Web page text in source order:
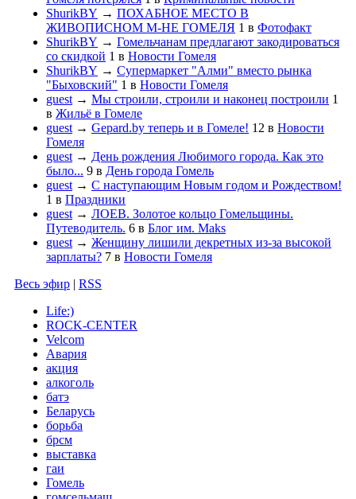
ShurikBY → ПОХАБНОЕ МЕСТО В
ЖИВОПИСНОМ М-НЕ ГОМЕЛЯ 1 в Фотофакт
ShurikBY → Гомельчанам предлагают закодироваться
со скидкой 1 в Новости Гомеля
ShurikBY → Супермаркет "Алми" вместо рынка
"Быховский" 1 в Новости Гомеля
guest→ Мы строили, строили и наконец построили 1
в Жильё в Гомеле
guest→ Gepard.by теперь и в Гомеле! 12 в Новости
Гомеля
guest→ День рождения Любимого города. Как это
было... 9 в День города Гомель
guest→ С наступающим Новым годом и Рождеством!
1 в Праздники
guest→ ЛОЕВ. Золотое кольцо Гомельщины.
Путеводитель. 6 в Блог им. Maks
guest→ Женщину лишили декретных из-за высокой
зарплаты? 7 в Новости Гомеля
Весь эфир | RSS
Life:)
ROCK-CENTER
Velcom
Авария
акция
алкоголь
батэ
Беларусь
борьба
брсм
выставка
гаи
Гомель